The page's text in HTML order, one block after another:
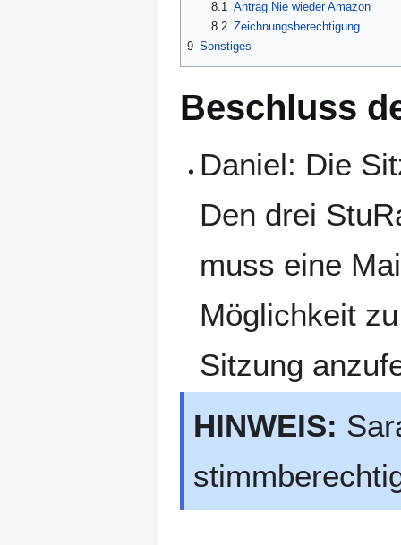
8.1 Antrag Nie wieder Amazon
8.2 Zeichnungsberechtigung
9 Sonstiges
Beschluss
Daniel: Die
Den drei
muss eine
Möglichkeit
Sitzung
HINWEIS: